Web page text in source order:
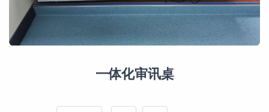
一体化审讯桌